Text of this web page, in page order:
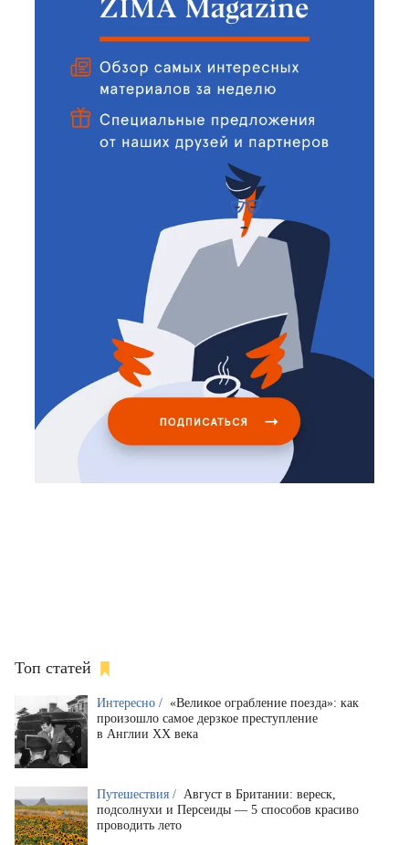
Топ статей
Интересно / «Великое ограбление поезда»: как
произошло самое дерзкое преступление
в Англии XX века
Путешествия / Август в Британии: вереск,
подсолнухи и Персеиды — 5 способов красиво
проводить лето